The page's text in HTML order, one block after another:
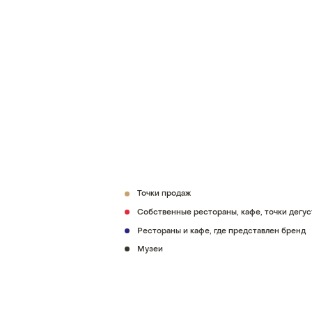
Точки продаж
Собственные рестораны, кафе, точки
Рестораны и кафе, где представлен бренд
Музеи